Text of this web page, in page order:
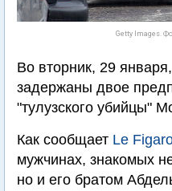
Getty Images.
Во вторник, 29
задержаны двое
"тулузского убийцы"
Как сообщает Le
мужчинах, знакомых
но и его братом